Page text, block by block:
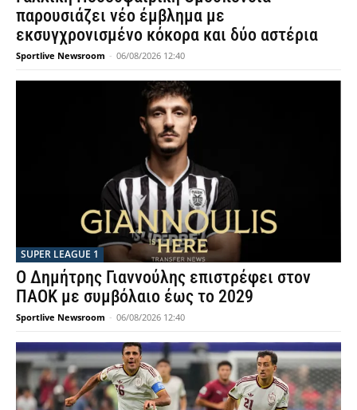
παρουσιάζει νέο έμβλημα με
εκσυγχρονισμένο κόκορα και δύο αστέρια
Sportlive Newsroom - 06/08/2026 12:40
SUPER LEAGUE 1
Ο Δημήτρης Γιαννούλης επιστρέφει στον
ΠΑΟΚ με συμβόλαιο έως το 2029
Sportlive Newsroom - 06/08/2026 12:40